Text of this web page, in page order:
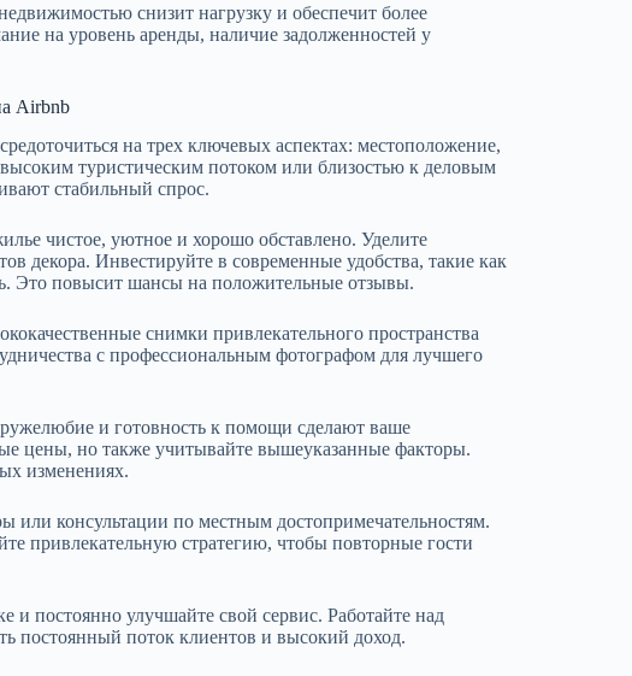
снизит нагрузку и обеспечит более
на уровень аренды, наличие задолженностей у
Airbnb
на трех ключевых аспектах: местоположение,
туристическим потоком или близостью к деловым
стабильный спрос.
чистое, уютное и хорошо обставлено. Уделите
декора. Инвестируйте в современные удобства, такие как
Это повысит шансы на положительные отзывы.
снимки привлекательного пространства
с профессиональным фотографом для лучшего
и готовность к помощи сделают ваше
цены, но также учитывайте вышеуказанные факторы.
изменениях.
или консультации по местным достопримечательностям.
привлекательную стратегию, чтобы повторные гости
и постоянно улучшайте свой сервис. Работайте над
постоянный поток клиентов и высокий доход.